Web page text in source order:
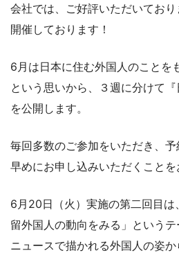
会社では、ご好評いただいてお
開催しております！
6月は日本に住む外国人のことを
という思いから、３週に分けて『
を公開します。
毎回多数のご参加をいただき、予
早めにお申し込みいただくことを
6月20日（火）実施の第二回目は
留外国人の動向をみる」という
ニュースで描かれる外国人の姿